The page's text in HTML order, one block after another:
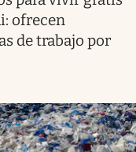
ofrecen
de trabajo por